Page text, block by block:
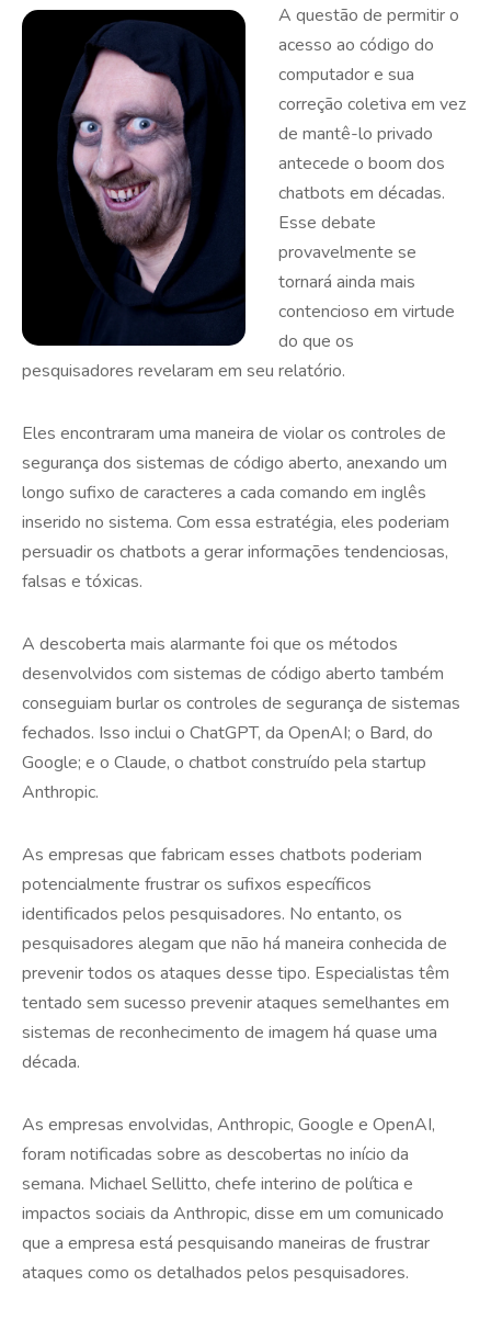
A questão de permitir o
acesso ao código do
computador e sua
correção coletiva em vez
de mantê-lo privado
antecede o boom dos
chatbots em décadas.
Esse debate
provavelmente se
tornará ainda mais
contencioso em virtude
do que os
pesquisadores revelaram em seu relatório.
Eles encontraram uma maneira de violar os controles de
segurança dos sistemas de código aberto, anexando um
longo sufixo de caracteres a cada comando em inglês
inserido no sistema. Com essa estratégia, eles poderiam
persuadir os chatbots a gerar informações tendenciosas,
falsas e tóxicas.
A descoberta mais alarmante foi que os métodos
desenvolvidos com sistemas de código aberto também
conseguiam burlar os controles de segurança de sistemas
fechados. Isso inclui o ChatGPT, da OpenAI; o Bard, do
Google; e o Claude, o chatbot construído pela startup
Anthropic.
As empresas que fabricam esses chatbots poderiam
potencialmente frustrar os sufixos específicos
identificados pelos pesquisadores. No entanto, os
pesquisadores alegam que não há maneira conhecida de
prevenir todos os ataques desse tipo. Especialistas têm
tentado sem sucesso prevenir ataques semelhantes em
sistemas de reconhecimento de imagem há quase uma
década.
As empresas envolvidas, Anthropic, Google e OpenAI,
foram notificadas sobre as descobertas no início da
semana. Michael Sellitto, chefe interino de política e
impactos sociais da Anthropic, disse em um comunicado
que a empresa está pesquisando maneiras de frustrar
ataques como os detalhados pelos pesquisadores.